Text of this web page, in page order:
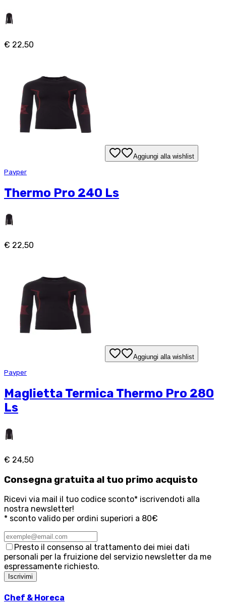
€ 22,50
Aggiungi alla wishlist
Payper
Thermo Pro 240 Ls
€ 22,50
Aggiungi alla wishlist
Payper
Maglietta Termica Thermo Pro 280
Ls
€ 24,50
Consegna gratuita al tuo primo acquisto
Ricevi via mail il tuo codice sconto* iscrivendoti alla
nostra newsletter!
* sconto valido per ordini superiori a 80€
Presto il consenso al trattamento dei miei dati
personali per la fruizione del servizio newsletter da me
espressamente richiesto.
Iscrivimi
Chef & Horeca